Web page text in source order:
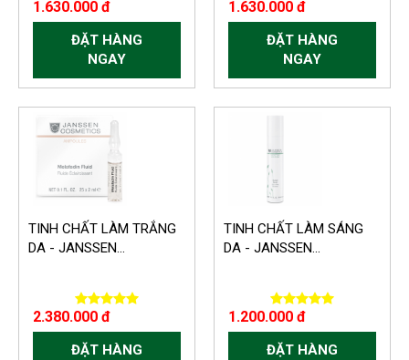
1.630.000 đ
ĐẶT HÀNG
NGAY
1.630.000 đ
ĐẶT HÀNG
NGAY
TINH CHẤT LÀM TRẮNG
DA - JANSSEN...
2.380.000 đ
ĐẶT HÀNG
TINH CHẤT LÀM SÁNG
DA - JANSSEN...
1.200.000 đ
ĐẶT HÀNG